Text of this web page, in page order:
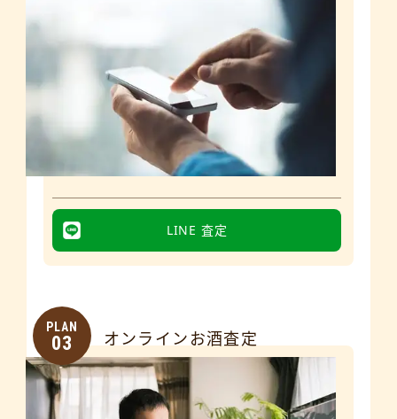
LINE 査定
PLAN
03 オンラインお酒査定